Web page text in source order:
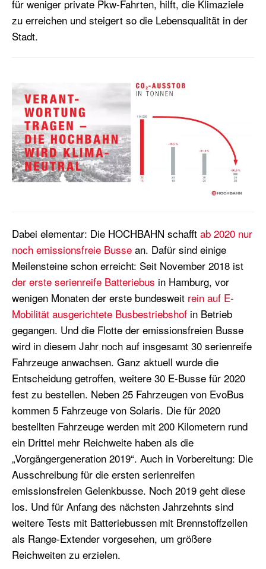
für weniger private Pkw-Fahrten, hilft, die Klimaziele
zu erreichen und steigert so die Lebensqualität in der
Stadt.
Dabei elementar: Die HOCHBAHN schafft ab 2020 nur
noch emissionsfreie Busse an. Dafür sind einige
Meilensteine schon erreicht: Seit November 2018 ist
der erste serienreife Batteriebus in Hamburg, vor
wenigen Monaten der erste bundesweit rein auf E-
Mobilität ausgerichtete Busbestriebshof in Betrieb
gegangen. Und die Flotte der emissionsfreien Busse
wird in diesem Jahr noch auf insgesamt 30 serienreife
Fahrzeuge anwachsen. Ganz aktuell wurde die
Entscheidung getroffen, weitere 30 E-Busse für 2020
fest zu bestellen. Neben 25 Fahrzeugen von EvoBus
kommen 5 Fahrzeuge von Solaris. Die für 2020
bestellten Fahrzeuge werden mit 200 Kilometern rund
ein Drittel mehr Reichweite haben als die
„Vorgängergeneration 2019“. Auch in Vorbereitung: Die
Ausschreibung für die ersten serienreifen
emissionsfreien Gelenkbusse. Noch 2019 geht diese
los. Und für Anfang des nächsten Jahrzehnts sind
weitere Tests mit Batteriebussen mit Brennstoffzellen
als Range-Extender vorgesehen, um größere
Reichweiten zu erzielen.